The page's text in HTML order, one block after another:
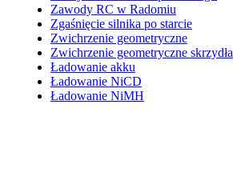
Zawody RC w Radomiu
Zgaśnięcie silnika po starcie
Zwichrzenie geometryczne
Zwichrzenie geometryczne skrzydła
Ładowanie akku
Ładowanie NiCD
Ładowanie NiMH